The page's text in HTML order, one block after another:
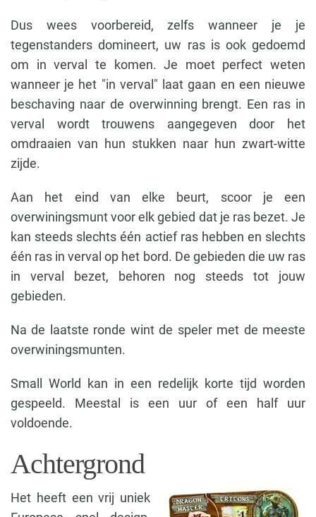
Dus wees voorbereid, zelfs wanneer je je
tegenstanders domineert, uw ras is ook gedoemd
om in verval te komen. Je moet perfect weten
wanneer je het "in verval" laat gaan en een nieuwe
beschaving naar de overwinning brengt. Een ras in
verval wordt trouwens aangegeven door het
omdraaien van hun stukken naar hun zwart-witte
zijde.
Aan het eind van elke beurt, scoor je een
overwiningsmunt voor elk gebied dat je ras bezet. Je
kan steeds slechts één actief ras hebben en slechts
één ras in verval op het bord. De gebieden die uw ras
in verval bezet, behoren nog steeds tot jouw
gebieden.
Na de laatste ronde wint de speler met de meeste
overwiningsmunten.
Small World kan in een redelijk korte tijd worden
gespeeld. Meestal is een uur of een half uur
voldoende.
Achtergrond
Het heeft een vrij uniek